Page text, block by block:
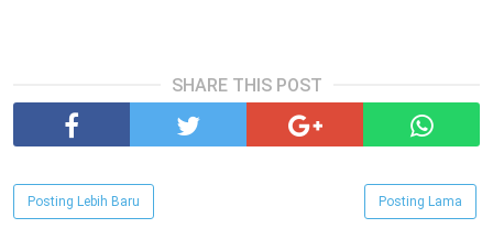
SHARE THIS POST
Posting Lebih Baru Posting Lama